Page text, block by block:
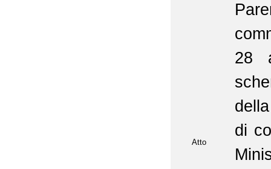
Atto
28
di